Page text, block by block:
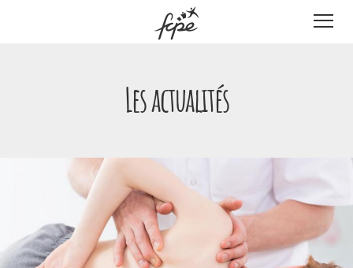
Les actualités
Panneau de gestion des cookies